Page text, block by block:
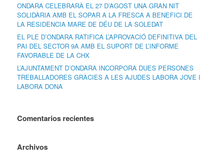
ONDARA CELEBRARÀ EL 27 D’AGOST UNA GRAN NIT
SOLIDÀRIA AMB EL SOPAR A LA FRESCA A BENEFICI DE
LA RESIDÈNCIA MARE DE DÉU DE LA SOLEDAT
EL PLE D’ONDARA RATIFICA L’APROVACIÓ DEFINITIVA DEL
PAI DEL SECTOR 9A AMB EL SUPORT DE L’INFORME
FAVORABLE DE LA CHX
L’AJUNTAMENT D’ONDARA INCORPORA DUES PERSONES
TREBALLADORES GRÀCIES A LES AJUDES LABORA JOVE I
LABORA DONA
Comentarios recientes
Archivos